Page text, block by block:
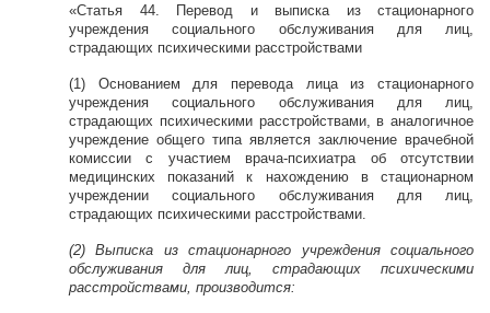
«Статья 44. Перевод и выписка из стационарного
учреждения социального обслуживания для лиц,
страдающих психическими расстройствами
(1) Основанием для перевода лица из стационарного
учреждения социального обслуживания для лиц,
страдающих психическими расстройствами, в аналогичное
учреждение общего типа является заключение врачебной
комиссии с участием врача-психиатра об отсутствии
медицинских показаний к нахождению в стационарном
учреждении социального обслуживания для лиц,
страдающих психическими расстройствами.
(2) Выписка из стационарного учреждения социального
обслуживания для лиц, страдающих психическими
расстройствами, производится: